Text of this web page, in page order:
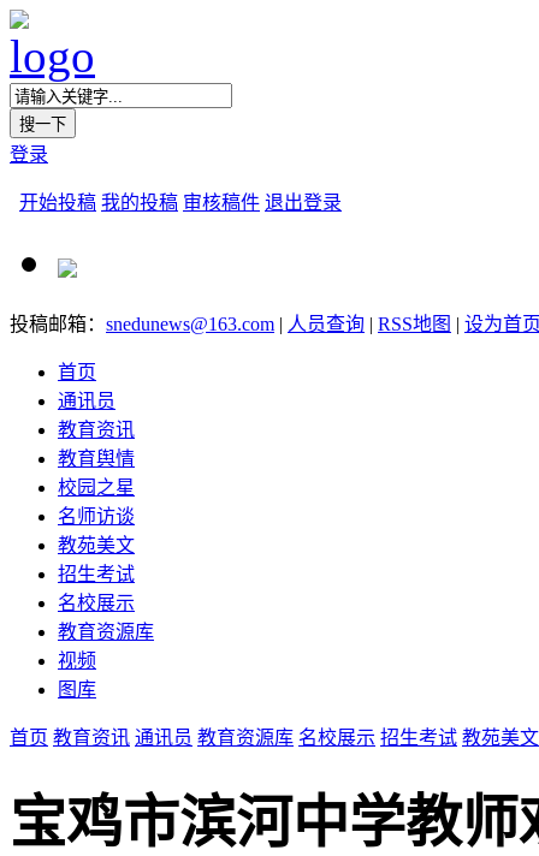
登录
开始投稿 我的投稿 审核稿件 退出登录
投稿邮箱： snedunews@163.com | 人员查询 | RSS地图 | 设为首
首页
通讯员
教育资讯
教育舆情
校园之星
名师访谈
教苑美文
招生考试
名校展示
教育资源库
视频
图库
首页 教育资讯 通讯员 教育资源库 名校展示 招生考试 教苑美文
宝鸡市滨河中学教